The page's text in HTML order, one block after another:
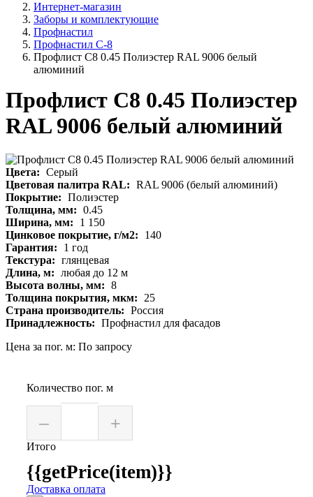
Интернет-магазин
Заборы и комплектующие
Профнастил
Профнастил С-8
Профлист С8 0.45 Полиэстер RAL 9006 белый
алюминий
Профлист С8 0.45 Полиэстер
RAL 9006 белый алюминий
Цвета: Серый
Цветовая палитра RAL: RAL 9006 (белый алюминий)
Покрытие: Полиэстер
Толщина, мм: 0.45
Ширина, мм:
1 150
Цинковое покрытие, г/м2:
140
Гарантия:
1 год
Текстура: глянцевая
Длина, м: любая до 12 м
Высота волны, мм: 8
Толщина покрытия, мкм: 25
Страна производитель: Россия
Принадлежность: Профнастил для фасадов
Цена за пог. м: По запросу
Количество пог. м
– +
Итого
{{getPrice(item)}}
Доставка оплата